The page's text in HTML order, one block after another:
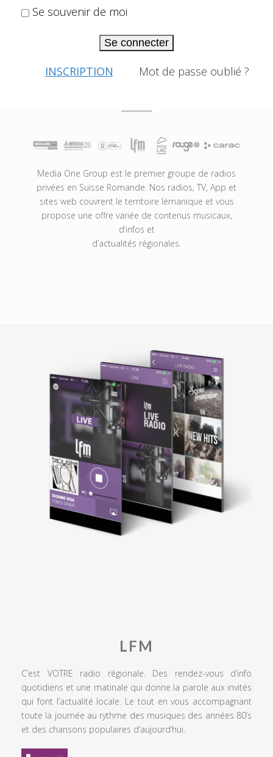
Se souvenir de moi
Se connecter
INSCRIPTION Mot de passe oublié ?
Media One Group est le premier groupe de radios
privées en Suisse Romande. Nos radios, TV, App et
sites web couvrent le territoire lémanique et vous
propose une offre variée de contenus musicaux,
d’infos et
d’actualités régionales.
LFM
C’est VOTRE radio régionale. Des rendez-vous d’info
quotidiens et une matinale qui donne la parole aux invités
qui font l’actualité locale. Le tout en vous accompagnant
toute la journée au rythme des musiques des années 80’s
et des chansons populaires d’aujourd’hui.